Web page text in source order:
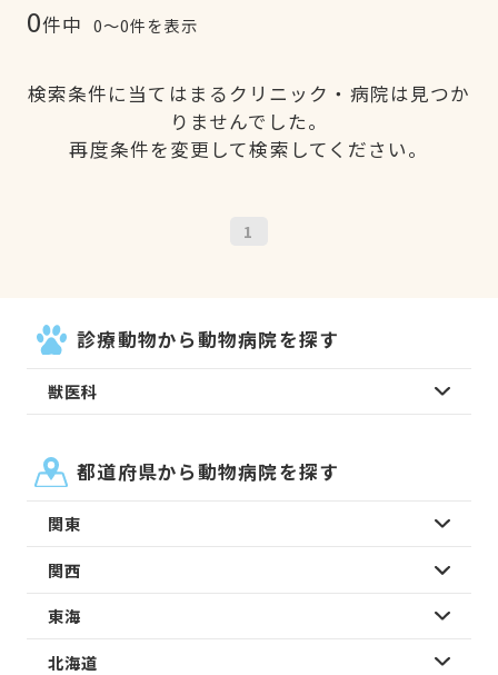
0件中 0〜0件を表示
検索条件に当てはまるクリニック・病院は見つか
りませんでした。
再度条件を変更して検索してください。
1
診療動物から動物病院を探す
獣医科
都道府県から動物病院を探す
関東
関西
東海
北海道